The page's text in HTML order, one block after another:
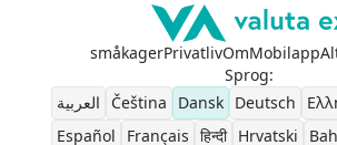
småkagerPrivatlivOmMobilapp
Sprog:
العربية
Čeština Dansk Deutsch
Español
Français हिन्दी Hrvatski